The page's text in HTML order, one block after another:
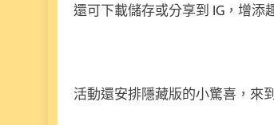
還可下載儲存或分享到 IG，增添
活動還安排隱藏版的小驚喜，來